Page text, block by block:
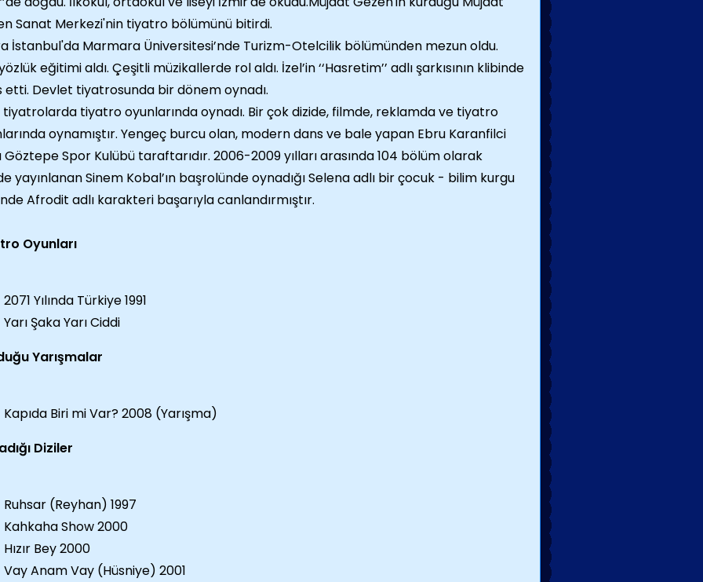
Sanat Merkezi'nin tiyatro bölümünü bitirdi.
İstanbul'da Marmara Üniversitesi’nde Turizm-Otelcilik bölümünden mezun oldu.
eğitimi aldı. Çeşitli müzikallerde rol aldı. İzel’in ‘‘Hasretim’’ adlı şarkısının klibinde
etti. Devlet tiyatrosunda bir dönem oynadı.
tiyatrolarda tiyatro oyunlarında oynadı. Bir çok dizide, filmde, reklamda ve tiyatro
oynamıştır. Yengeç burcu olan, modern dans ve bale yapan Ebru Karanfilci
Göztepe Spor Kulübü taraftarıdır. 2006-2009 yılları arasında 104 bölüm olarak
yayınlanan Sinem Kobal’ın başrolünde oynadığı Selena adlı bir çocuk - bilim kurgu
Afrodit adlı karakteri başarıyla canlandırmıştır.
Oyunları
2071 Yılında Türkiye 1991
Yarı Şaka Yarı Ciddi
Yarışmalar
Kapıda Biri mi Var? 2008 (Yarışma)
Diziler
Ruhsar (Reyhan) 1997
Kahkaha Show 2000
Hızır Bey 2000
Vay Anam Vay (Hüsniye) 2001